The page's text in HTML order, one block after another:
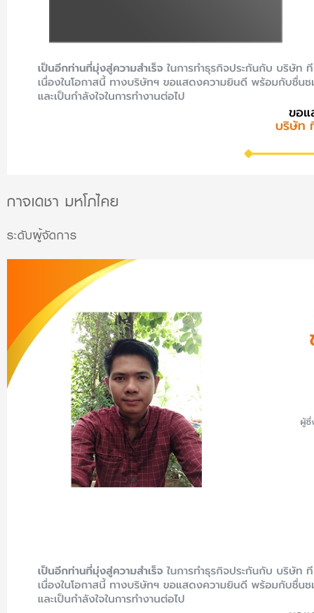
กาจเดชา มหโภไคย
ระดับผู้จัดการ